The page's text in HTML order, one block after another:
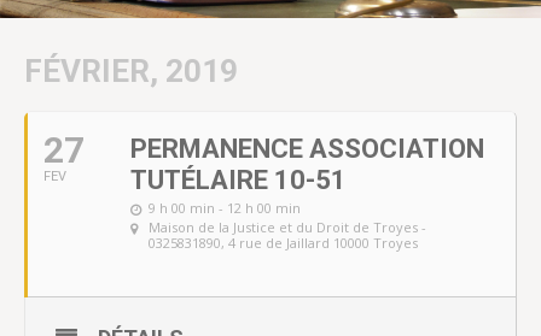
FÉVRIER, 2019
27
FEV
PERMANENCE ASSOCIATION
TUTÉLAIRE 10-51
9 h 00 min - 12 h 00 min
Maison de la Justice et du Droit de Troyes -
0325831890, 4 rue de Jaillard 10000 Troyes